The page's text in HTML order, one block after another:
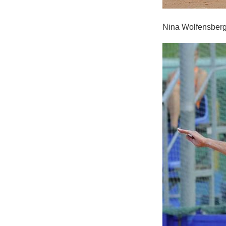
Nina